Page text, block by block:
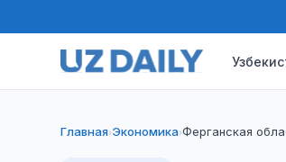
Главная›Экономика›Ферганская